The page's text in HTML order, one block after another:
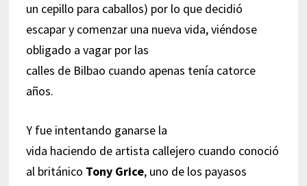
un cepillo para caballos) por lo que decidió
escapar y comenzar una nueva vida, viéndose
obligado a vagar por las
calles de Bilbao cuando apenas tenía catorce
años.
Y fue intentando ganarse la
vida haciendo de artista callejero cuando conoció
al británico Tony Grice, uno de los payasos